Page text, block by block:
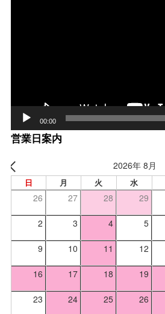
00:00
営業日案内
2026年 8月
日 月 火 水
26 27 28 29
2 3 4 5
9 10 11 12
16 17 18 19
23 24 25 26